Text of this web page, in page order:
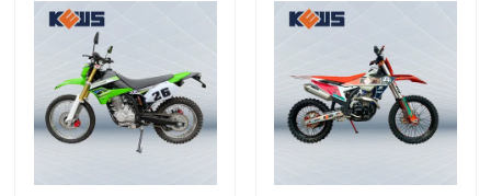
Au sujet de nous
Visite d'usine